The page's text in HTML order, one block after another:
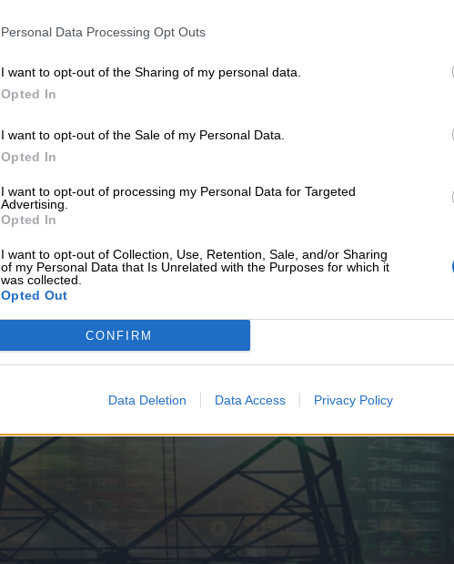
Personal Data Processing Opt Outs
I want to opt-out of the Sharing of my personal data.
Opted In
I want to opt-out of the Sale of my Personal Data.
Opted In
I want to opt-out of processing my Personal Data for Targeted
Advertising.
Opted In
I want to opt-out of Collection, Use, Retention, Sale, and/or Sharing
of my Personal Data that Is Unrelated with the Purposes for which it
was collected.
Opted Out
CONFIRM
Data Deletion Data Access Privacy Policy
Συνεχής ροή